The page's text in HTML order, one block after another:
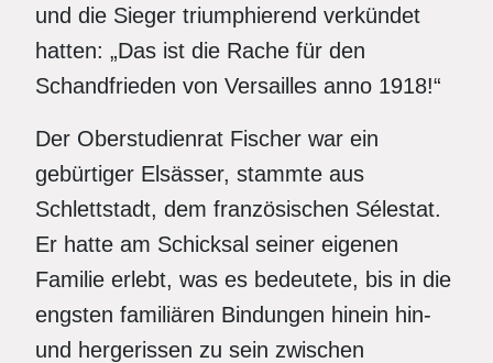
und die Sieger triumphierend verkündet
hatten: „Das ist die Rache für den
Schandfrieden von Versailles anno 1918!“
Der Oberstudienrat Fischer war ein
gebürtiger Elsässer, stammte aus
Schlettstadt, dem französischen Sélestat.
Er hatte am Schicksal seiner eigenen
Familie erlebt, was es bedeutete, bis in die
engsten familiären Bindungen hinein hin-
und hergerissen zu sein zwischen